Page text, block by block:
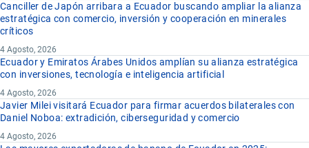
Canciller de Japón arribara a Ecuador buscando ampliar la alianza
estratégica con comercio, inversión y cooperación en minerales
críticos
4 Agosto, 2026
Ecuador y Emiratos Árabes Unidos amplían su alianza estratégica
con inversiones, tecnología e inteligencia artificial
4 Agosto, 2026
Javier Milei visitará Ecuador para firmar acuerdos bilaterales con
Daniel Noboa: extradición, ciberseguridad y comercio
4 Agosto, 2026